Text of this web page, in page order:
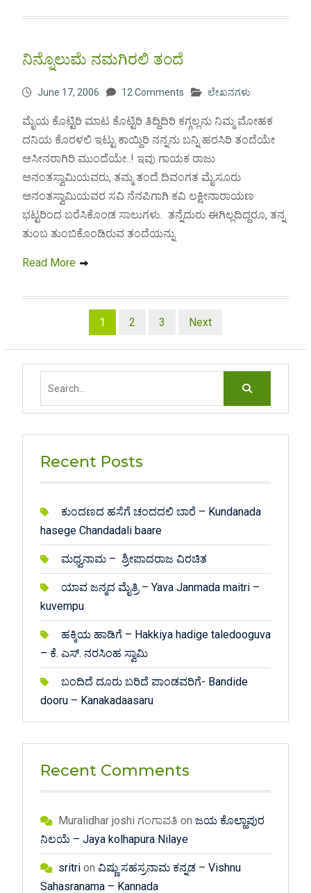
ನಿನ್ನೊಲುಮೆ ನಮಗಿರಲಿ ತಂದೆ
June 17, 2006 12 Comments ಲೇಖನಗಳು
ಮೈಯ ಕೊಟ್ಟಿರಿ ಮಾಟ ಕೊಟ್ಟಿರಿ ತಿದ್ದಿದಿರಿ ಕಗ್ಗಲ್ಲನು ನಿಮ್ಮ ಮೋಹಕ
ದನಿಯ ಕೊರಳಲಿ ಇಟ್ಟು ಕಾಯ್ದಿರಿ ನನ್ನನು ಬನ್ನಿ ಹರಸಿರಿ ತಂದೆಯೇ
ಆಸೀನರಾಗಿರಿ ಮುಂದೆಯೇ..! ಇವು ಗಾಯಕ ರಾಜು
ಅನಂತಸ್ವಾಮಿಯವರು, ತಮ್ಮ ತಂದೆ ದಿವಂಗತ ಮೈಸೂರು
ಅನಂತಸ್ವಾಮಿಯವರ ಸವಿ ನೆನಪಿಗಾಗಿ ಕವಿ ಲಕ್ಷೀನಾರಾಯಣ
ಭಟ್ಟರಿಂದ ಬರೆಸಿಕೊಂಡ ಸಾಲುಗಳು. ತನ್ನೆದುರು ಈಗಿಲ್ಲದಿದ್ದರೂ, ತನ್ನ
ತುಂಬ ತುಂಬಿಕೊಂಡಿರುವ ತಂದೆಯನ್ನು
Read More
pagination
1 2 3 Next
Recent Posts
ಕುಂದಣದ ಹಸೆಗೆ ಚಂದದಲಿ ಬಾರೆ – Kundanada
hasege Chandadali baare
ಮಧ್ವನಾಮ – ಶ್ರೀಪಾದರಾಜ ವಿರಚಿತ
ಯಾವ ಜನ್ಮದ ಮೈತ್ರಿ – Yava Janmada maitri –
kuvempu
ಹಕ್ಕಿಯ ಹಾಡಿಗೆ – Hakkiya hadige taledooguva
– ಕೆ. ಎಸ್. ನರಸಿಂಹ ಸ್ವಾಮಿ
ಬಂದಿದೆ ದೂರು ಬರಿದೆ ಪಾಂಡವರಿಗೆ- Bandide
dooru – Kanakadaasaru
Recent Comments
Muralidhar joshi ಗಂಗಾವತಿ on ಜಯ ಕೊಲ್ಹಾಪುರ
ನಿಲಯೆ – Jaya kolhapura Nilaye
sritrion ವಿಷ್ಣು ಸಹಸ್ರನಾಮ ಕನ್ನಡ – Vishnu
Sahasranama – Kannada